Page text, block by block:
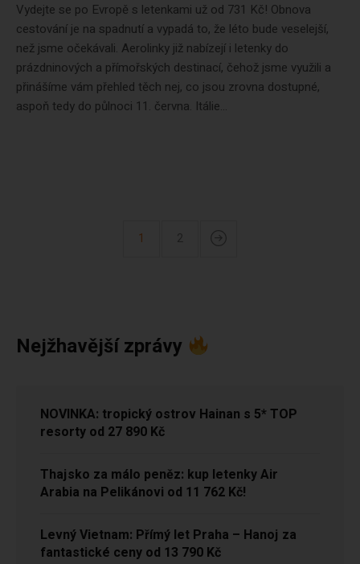
Vydejte se po Evropě s letenkami už od 731 Kč! Obnova
cestování je na spadnutí a vypadá to, že léto bude veselejší,
než jsme očekávali. Aerolinky již nabízejí i letenky do
prázdninových a přímořských destinací, čehož jsme využili a
přinášíme vám přehled těch nej, co jsou zrovna dostupné,
aspoň tedy do půlnoci 11. června. Itálie...
1 2
Nejžhavější zprávy
NOVINKA: tropický ostrov Hainan s 5* TOP
resorty od 27 890 Kč
Thajsko za málo peněz: kup letenky Air
Arabia na Pelikánovi od 11 762 Kč!
Levný Vietnam: Přímý let Praha – Hanoj za
fantastické ceny od 13 790 Kč